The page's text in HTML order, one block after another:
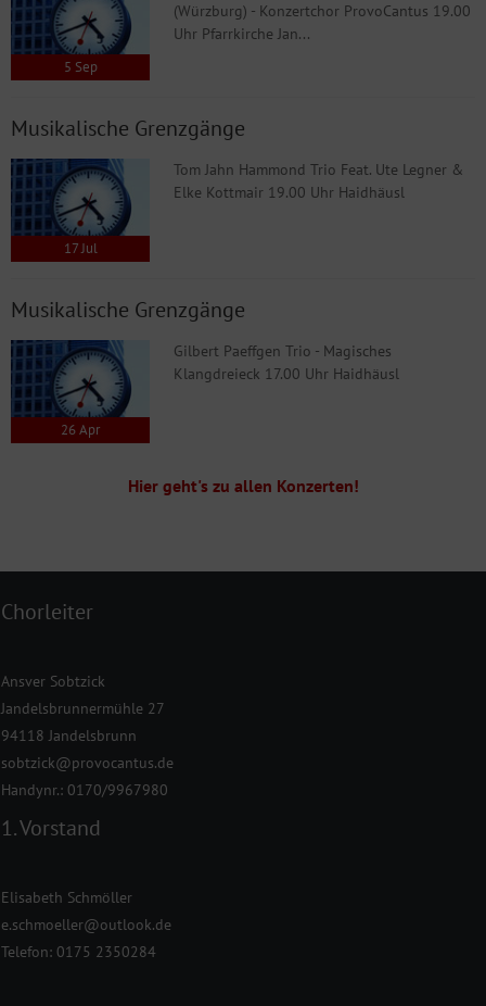
5 Sep
(Würzburg) - Konzertchor ProvoCantus 19.00
Uhr Pfarrkirche Jan...
Musikalische Grenzgänge
17Jul
Tom Jahn Hammond Trio Feat. Ute Legner &
Elke Kottmair 19.00 Uhr Haidhäusl
Musikalische Grenzgänge
26Apr
Gilbert Paeffgen Trio - Magisches
Klangdreieck 17.00 Uhr Haidhäusl
Hier geht's zu allen Konzerten!
Chorleiter
Ansver Sobtzick
Jandelsbrunnermühle 27
94118 Jandelsbrunn
sobtzick@provocantus.de
Handynr.: 0170/9967980
1. Vorstand
Elisabeth Schmöller
e.schmoeller@outlook.de
Telefon: 0175 2350284